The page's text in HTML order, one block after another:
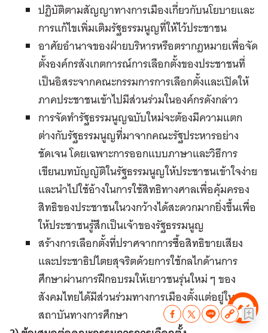
ปฏิบัติตามสัญญาทางการเมืองเกี่ยวกับนโยบายและ
การแก้ไขเพิ่มเติมรัฐธรรมนูญที่ให้ไว้ประชาชน
อาศัยอำนาจของฝ่ายบริหารหรือตรากฎหมายเพื่อจัด
ตั้งองค์กรสังเกตการณ์การเลือกตั้งของประชาชนที่
เป็นอิสระจากคณะกรรมการการเลือกตั้งและเปิดให้
ภาคประชาชนเข้าไปมีส่วนร่วมในองค์กรดังกล่าว
การจัดทำรัฐธรรมนูญฉบับใหม่จะต้องมีความแตก
ต่างกับรัฐธรรมนูญที่มาจากคณะรัฐประหารอย่าง
ชัดเจน โดยเฉพาะการออกแบบภาษาและวิธีการ
เขียนบทบัญญัติในรัฐธรรมนูญให้ประชาชนเข้าใจง่าย
และนำไปใช้อ้างในการใช้สิทธิทางศาลเพื่อคุ้มครอง
สิทธิของประชาชนในวงกว้างได้สะดวกมากยิ่งขึ้นเพื่อ
ให้ประชาชนรู้สึกเป็นเจ้าของรัฐธรรมนูญ
สร้างการเลือกตั้งที่ปราศจากการซื้อสิทธิขายเสียง
และประชาธิปไตยสุจริตด้วยการใช้กลไกด้านการ
ศึกษาผ่านการฝึกอบรมให้เยาวชนรุ่นใหม่ ๆ ของ
สังคมไทยได้มีส่วนร่วมทางการเมืองตั้งแต่อยู่ใน
สถาบันทางการศึกษา